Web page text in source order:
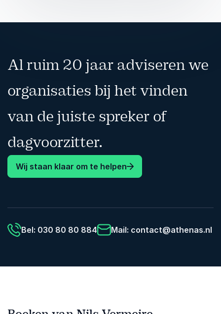
Al ruim 20 jaar adviseren we
organisaties bij het vinden
van de juiste spreker of
dagvoorzitter.
Wij staan klaar om te helpen
Bel: 030 80 80 884 Mail: contact@athenas.nl